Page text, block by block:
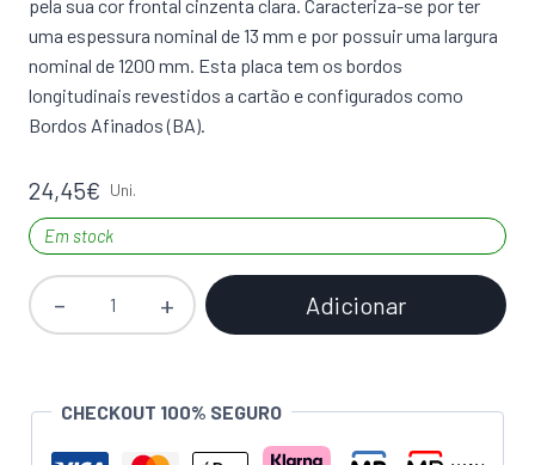
24,45€ Uni.
pela sua cor frontal cinzenta clara. Caracteriza-se por ter
uma espessura nominal de 13 mm e por possuir uma largura
nominal de 1200 mm. Esta placa tem os bordos
longitudinais revestidos a cartão e configurados como
Bordos Afinados (BA).
Em stock
Quantidade
Gesso
Adicionar
CHECKOUT 100% SEGURO